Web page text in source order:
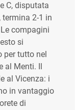
C, disputata
termina 2-1 in
compagini
si
per tutto nel
al Menti. Il
al Vicenza: i
in vantaggio
di